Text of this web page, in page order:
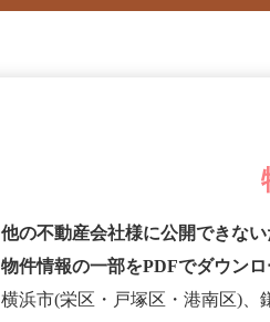
他の不動産会社様に公開できな
物件情報の一部をPDFでダウンロ
横浜市(栄区・戸塚区・港南区)、